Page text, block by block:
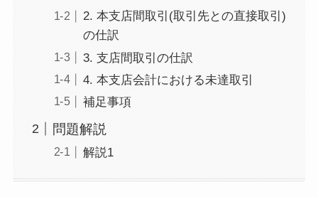
2. 本支店間取引(取引先との直接取引)
の仕訳
3. 支店間取引の仕訳
4. 本支店会計における未達取引
補足事項
問題解説
解説1